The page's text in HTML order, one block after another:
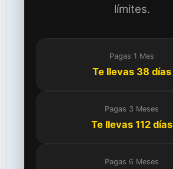
límites.
Pagas 1 Mes
Te llevas 38 días
Pagas 3 Meses
Te llevas 112 días
Pagas 6 Meses